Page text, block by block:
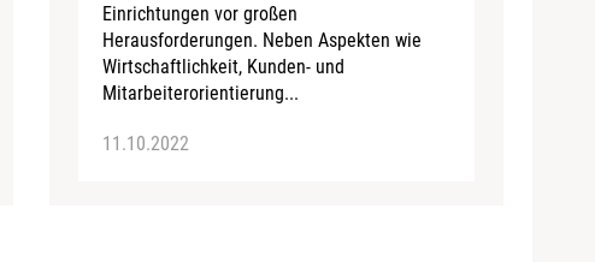
Einrichtungen vor großen
Herausforderungen. Neben Aspekten wie
Wirtschaftlichkeit, Kunden- und
Mitarbeiterorientierung...
11.10.2022